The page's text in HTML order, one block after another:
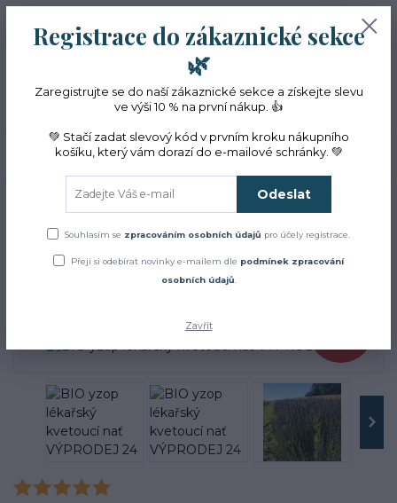
Menu
CZK
Hledat
(Po-Pá, 10-16 hod.)
0ks
0 Kč
ZACHRAŇTE BYLINKY! BIO yzop lékařský kvetoucí nať VÝPRODEJ 24
BIO yzop lékařský kvetoucí
nať VÝPRODEJ 24
Registrace do zákaznické sekce
🌿
Zaregistrujte se do naší zákaznické sekce a získejte slevu
ve výši 10 % na první nákup. 👍
💚 Stačí zadat slevový kód v prvním kroku nákupního
košíku, který vám dorazí do e-mailové schránky. 💚
Odeslat
Souhlasím se zpracováním osobních údajů pro účely registrace.
Přeji si odebírat novinky e-mailem dle podmínek zpracování
osobních údajů
Zavřít